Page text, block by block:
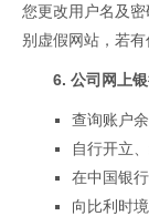
您更改用户名及
别虚假网站，若
6. 公司网上
查询账户
自行开立
在中国银
向比利时